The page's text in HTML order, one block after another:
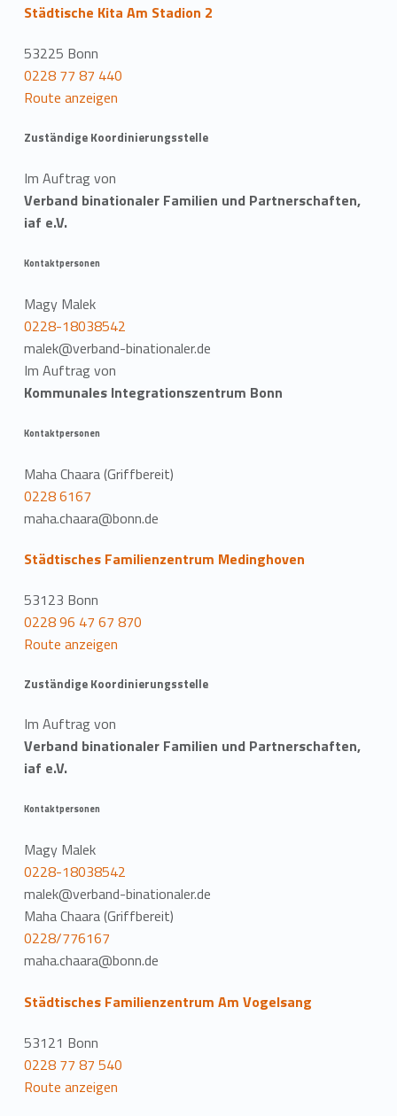
Städtische Kita Am Stadion 2
53225 Bonn
0228 77 87 440
Route anzeigen
Zuständige Koordinierungsstelle
Im Auftrag von
Verband binationaler Familien und Partnerschaften,
iaf e.V.
Kontaktpersonen
Magy Malek
0228-18038542
malek@verband-binationaler.de
Im Auftrag von
Kommunales Integrationszentrum Bonn
Kontaktpersonen
Maha Chaara (Griffbereit)
0228 6167
maha.chaara@bonn.de
Städtisches Familienzentrum Medinghoven
53123 Bonn
0228 96 47 67 870
Route anzeigen
Zuständige Koordinierungsstelle
Im Auftrag von
Verband binationaler Familien und Partnerschaften,
iaf e.V.
Kontaktpersonen
Magy Malek
0228-18038542
malek@verband-binationaler.de
Maha Chaara (Griffbereit)
0228/776167
maha.chaara@bonn.de
Städtisches Familienzentrum Am Vogelsang
53121 Bonn
0228 77 87 540
Route anzeigen